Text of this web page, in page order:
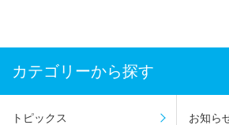
カテゴリーから探す
トピックス お知ら